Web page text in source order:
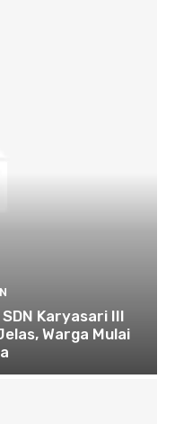
Karyasari III
Warga Mulai